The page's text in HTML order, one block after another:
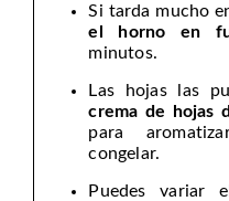
Si tarda mucho
el horno en
minutos.
Las hojas las
crema de hojas
para
congelar.
Puedes variar